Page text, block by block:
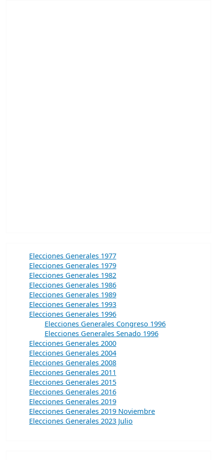
Elecciones Generales 1977
Elecciones Generales 1979
Elecciones Generales 1982
Elecciones Generales 1986
Elecciones Generales 1989
Elecciones Generales 1993
Elecciones Generales 1996
Elecciones Generales Congreso 1996
Elecciones Generales Senado 1996
Elecciones Generales 2000
Elecciones Generales 2004
Elecciones Generales 2008
Elecciones Generales 2011
Elecciones Generales 2015
Elecciones Generales 2016
Elecciones Generales 2019
Elecciones Generales 2019 Noviembre
Elecciones Generales 2023 Julio